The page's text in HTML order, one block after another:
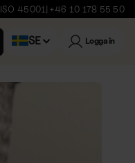
ISO 45001 | +46 10 178 55 50
SE Logga in